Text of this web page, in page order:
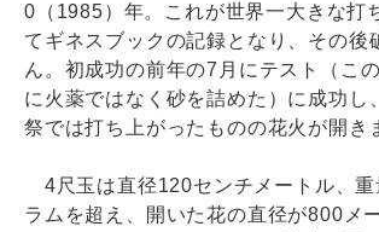
0（1985）年。これが世界一大きな打
てギネスブックの記録となり、その後
ん。初成功の前年の7月にテスト（こ
に火薬ではなく砂を詰めた）に成功し
祭では打ち上がったものの花火が開き
4尺玉は直径120センチメートル、
ラムを超え、開いた花の直径が800メ